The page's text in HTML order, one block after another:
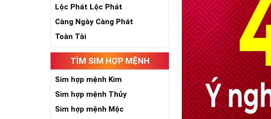
Lộc Phát Lộc Phát
Càng Ngày Càng Phát
Toàn Tài
TÌM SIM HỢP MỆNH
Sim hợp mệnh Kim
Sim hợp mệnh Thủy
Sim hợp mệnh Mộc